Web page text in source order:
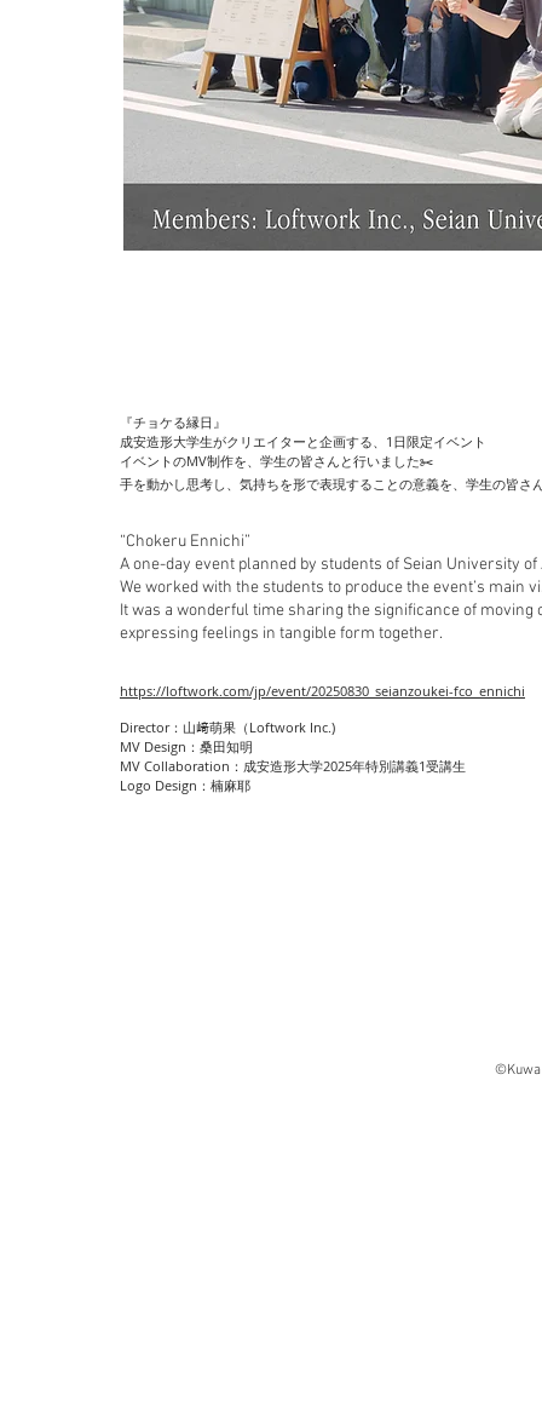
『チョケる縁日』
成安造形大学生がクリエイターと企画する、1日限定イベント
イベントのMV制作を、学生の皆さんと行いました✂️
手を動かし思考し、気持ちを形で表現することの意義を、学生の皆さ
“Chokeru Ennichi”
A one-day event planned by students of Seian University
We worked with the students to produce the event’s main
It was a wonderful time sharing the significance of
expressing feelings in tangible form together.
https://loftwork.com/jp/event/20250830_seianzoukei-fco_ennichi
Director：山﨑萌果（Loftwork Inc.)
MV Design：桑田知明
MV Collaboration：成安造形大学2025年特別講義1受講生
Logo Design：楠麻耶
©Kuwa